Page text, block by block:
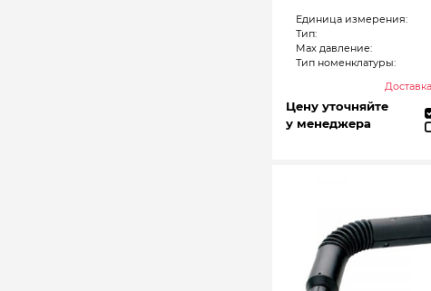
Единица измерения:
Тип:
Max давление:
Тип номенклатуры:
Цену уточняйте
у менеджера